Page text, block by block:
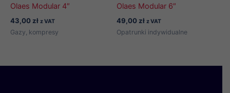
Olaes Modular 4″
43,00 zł z VAT
Gazy, kompresy
Olaes Modular 6″
49,00 zł z VAT
Opatrunki indywidualne